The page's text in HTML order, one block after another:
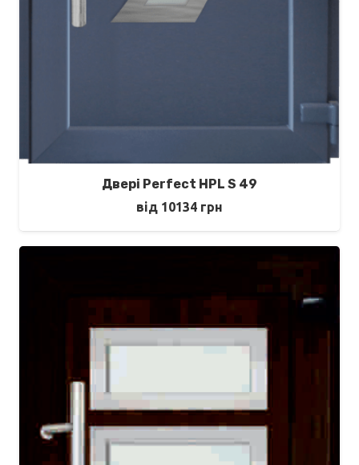
Двері Perfect HPL S 49
від 10134 грн